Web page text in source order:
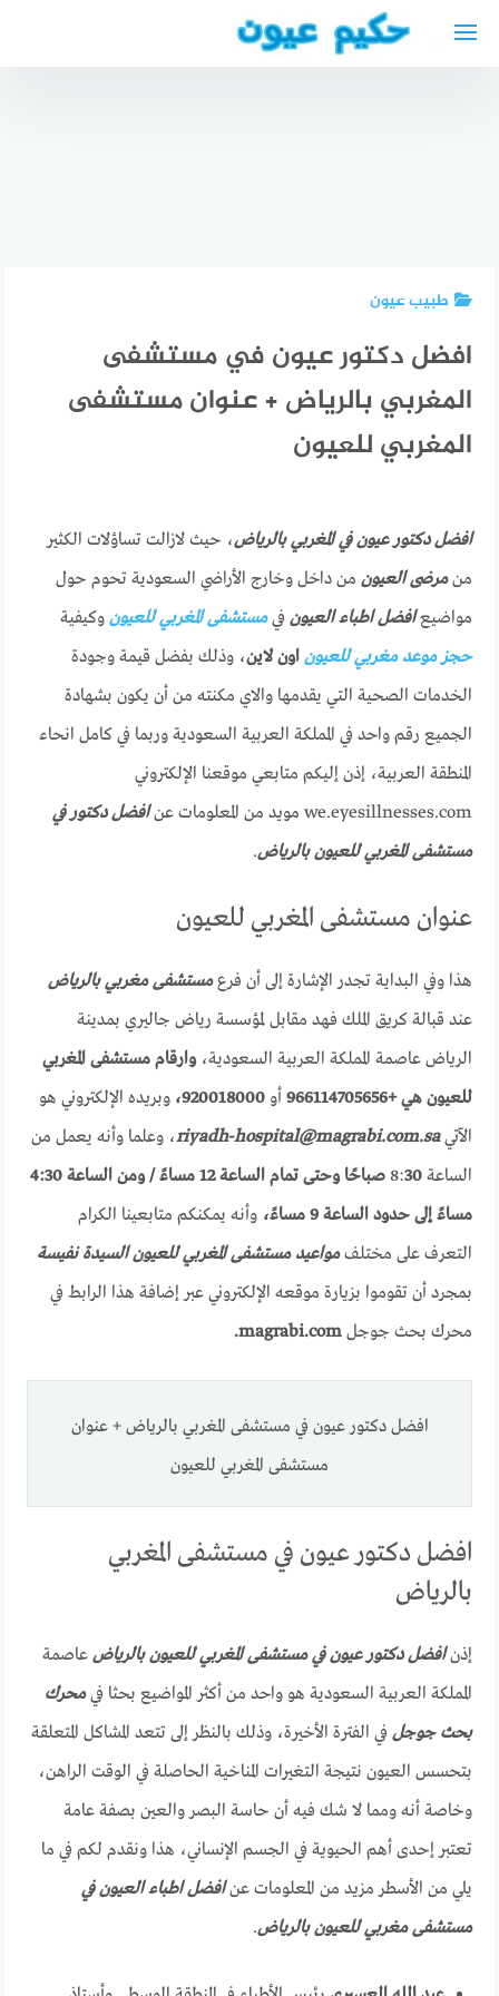
طبيب عيون
افضل دكتور عيون في مستشفى
المغربي بالرياض + عنوان مستشفى
المغربي للعيون
افضل دكتور عيون في المغربي بالرياض، حيث لازالت تساؤلات الكثير
منمرضى العيون من داخل وخارج الأراضي السعودية تحوم حول
مواضيعافضل اطباء العيون فيمستشفى المغربي للعيون وكيفية
حجز موعد مغربي للعيون اون لاين، وذلك بفضل قيمة وجودة
الخدمات الصحية التي يقدمها والاي مكنته من أن يكون بشهادة
الجميع رقم واحد في المملكة العربية السعودية وربما في كامل انحاء
المنطقة العربية، إذن إليكم متابعي موقعنا الإلكتروني
we.eyesillnesses.com مويد من المعلومات عن
افضل دكتور في
مستشفى المغربي للعيون بالرياض.
عنوان مستشفى المغربي للعيون
هذا وفي البداية تجدر الإشارة إلى أن فرعمستشفى مغربي بالرياض
عند قبالة كريق الملك فهد مقابل لمؤسسة رياض جاليري بمدينة
الرياض عاصمة المملكة العربية السعودية،وارقام مستشفى المغربي
للعيون هي +966114705656
أو920018000، وبريده الإلكتروني هو
الآتيriyadh-hospital@magrabi.com.sa، وعلما وأنه يعمل من
الساعة 8:
30 صباحًا وحتى تمام الساعة 12 مساءً / ومن الساعة 4:30
مساءً إلى حدود الساعة 9 مساءً،
وأنه يمكنكم متابعينا الكرام
التعرف على مختلفمواعيد مستشفى المغربي للعيون السيدة نفيسة
بمجرد أن تقوموا بزيارة موقعه الإلكتروني عبر إضافة هذا الرابط في
محرك بحث جوجلmagrabi.com.
افضل دكتور عيون في مستشفى المغربي بالرياض + عنوان
مستشفى المغربي للعيون
افضل دكتور عيون في مستشفى المغربي
بالرياض
إذنافضل دكتور عيون في مستشفى المغربي للعيون بالرياض عاصمة
المملكة العربية السعودية هو واحد من أكثر المواضيع بحثا فيمحرك
بحث جوجل في الفترة الأخيرة، وذلك بالنظر إلى تتعد المشاكل المتعلقة
بتحسس العيون نتيجة التغيرات المناخية الحاصلة في الوقت الراهن،
وخاصة أنه ومما لا شك فيه أن حاسة البصر والعين بصفة عامة
تعتبر إحدى أهم الحيوية في الجسم الإنساني، هذا ونقدم لكم في ما
يلي من الأسطر مزيد من المعلومات عنافضل اطباء العيون في
مستشفى مغربي للعيون بالرياض.